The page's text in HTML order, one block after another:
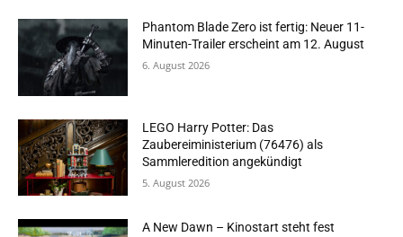
Phantom Blade Zero ist fertig: Neuer 11-
Minuten-Trailer erscheint am 12. August
6. August 2026
LEGO Harry Potter: Das
Zaubereiministerium (76476) als
Sammleredition angekündigt
5. August 2026
A New Dawn – Kinostart steht fest